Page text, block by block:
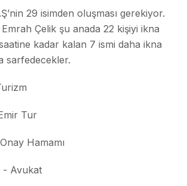
29 isimden oluşması gerekiyor.
Çelik şu anada 22 kişiyi ikna
kadar kalan 7 ismi daha ikna
sarfedecekler.
Tur
Hamamı
- Avukat